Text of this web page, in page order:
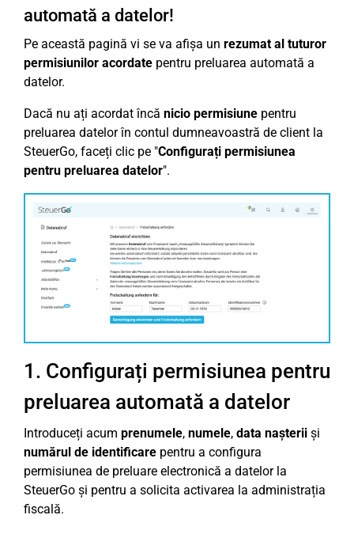
automată a datelor!
Pe această pagină vi se va afișa un rezumat al tuturor
permisiunilor acordate pentru preluarea automată a
datelor.
Dacă nu ați acordat încă nicio permisiune pentru
preluarea datelor în contul dumneavoastră de client la
SteuerGo, faceți clic pe "Configurați permisiunea
pentru preluarea datelor".
1. Configurați permisiunea pentru
preluarea automată a datelor
Introduceți acum prenumele, numele, data nașterii și
numărul de identificare pentru a configura
permisiunea de preluare electronică a datelor la
SteuerGo și pentru a solicita activarea la administrația
fiscală.